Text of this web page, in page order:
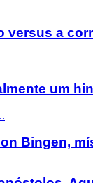
versus a
um
Bingen,